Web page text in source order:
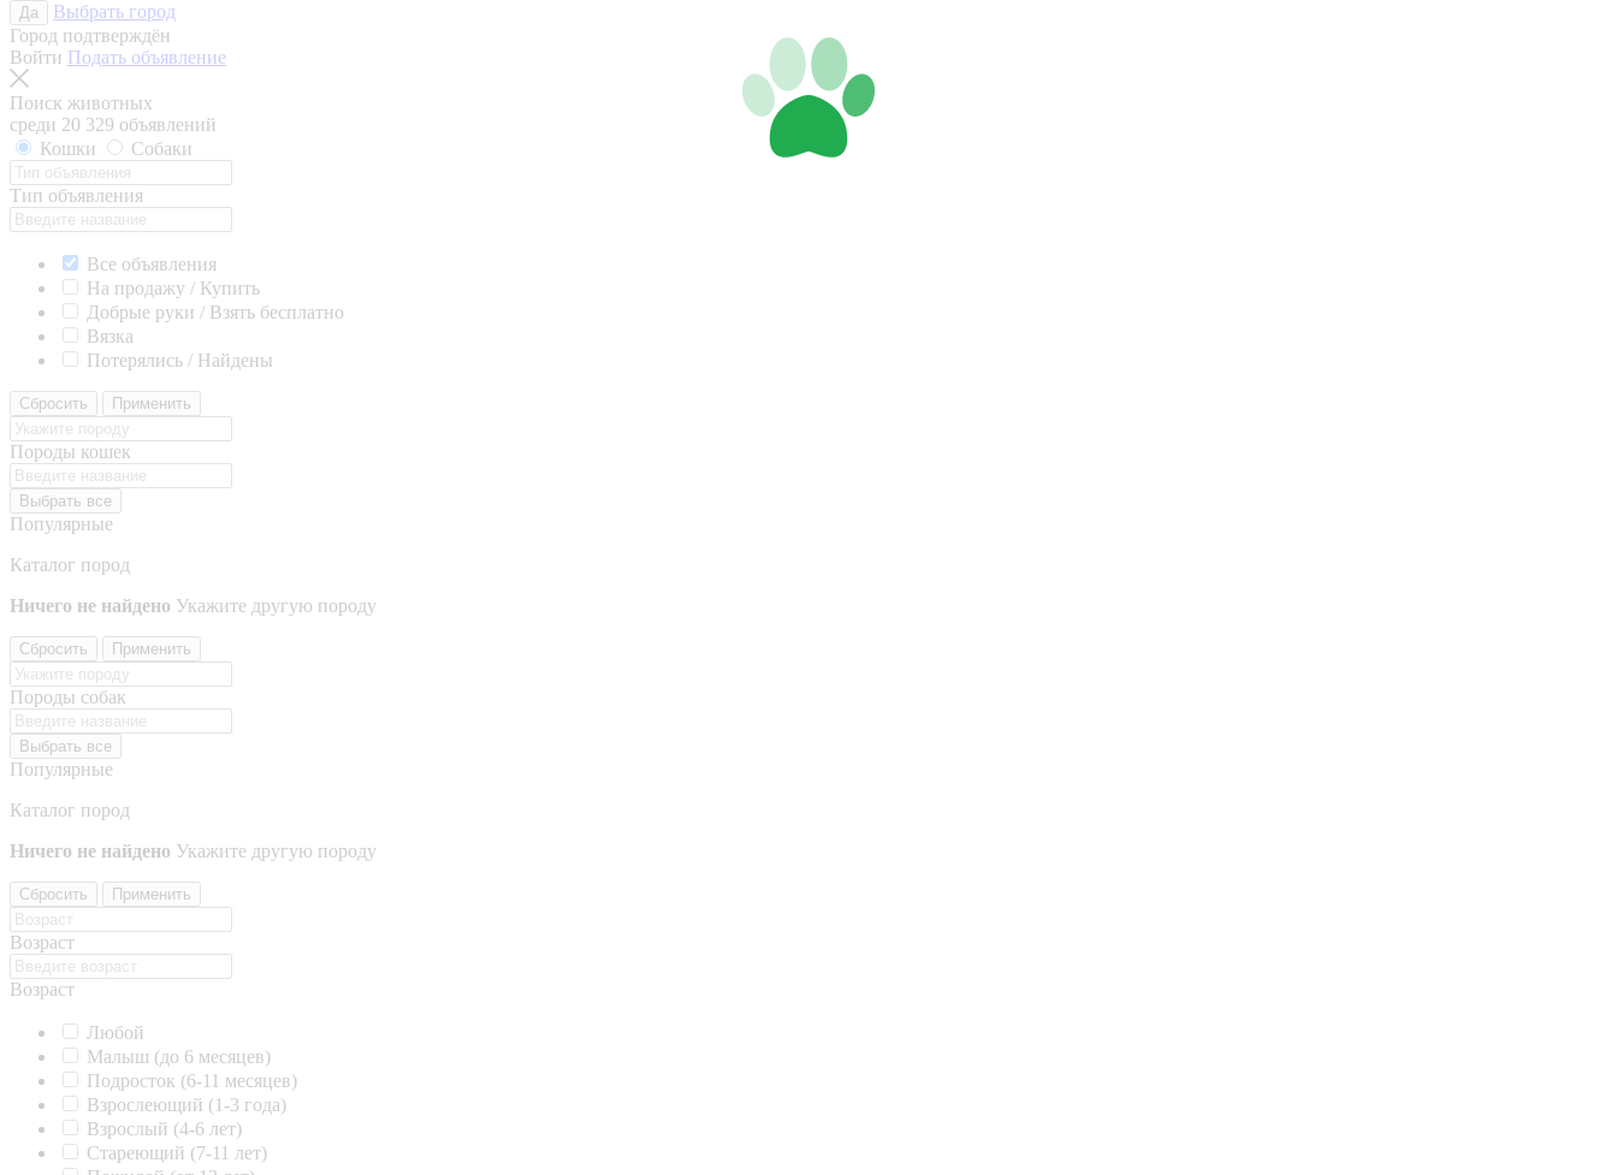
Да
Выбрать город
Город подтверждён
Войти Подать объявление
Поиск животных
среди 20 329 объявлений
Кошки
Собаки
Тип объявления
Все объявления
На продажу / Купить
Добрые руки / Взять бесплатно
Вязка
Потерялись / Найдены
Сбросить Применить
Породы кошек
Выбрать все
Популярные
Каталог пород
Ничего не найдено Укажите другую породу
Сбросить Применить
Породы собак
Выбрать все
Популярные
Каталог пород
Ничего не найдено Укажите другую породу
Сбросить Применить
Возраст
Возраст
Любой
Малыш (до 6 месяцев)
Подросток (6-11 месяцев)
Взрослеющий (1-3 года)
Взрослый (4-6 лет)
Стареющий (7-11 лет)